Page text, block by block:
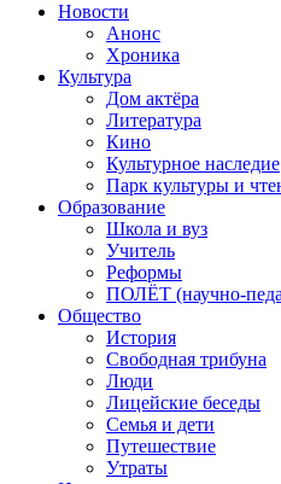
Новости
Анонс
Хроника
Культура
Дом актёра
Литература
Кино
Культурное наследие
Парк культуры и
Образование
Школа и вуз
Учитель
Реформы
ПОЛЁТ (научно-
Общество
История
Свободная трибуна
Люди
Лицейские беседы
Семья и дети
Путешествие
Утраты